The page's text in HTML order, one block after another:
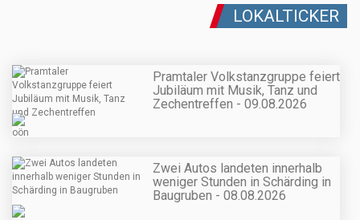
LOKALTICKER
Pramtaler Volkstanzgruppe feiert
Jubiläum mit Musik, Tanz und
Zechentreffen - 09.08.2026
Zwei Autos landeten innerhalb
weniger Stunden in Schärding in
Baugruben - 08.08.2026